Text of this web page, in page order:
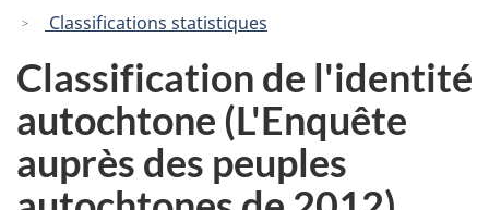
Classifications statistiques
Classification de l'identité
autochtone (L'Enquête
auprès des peuples